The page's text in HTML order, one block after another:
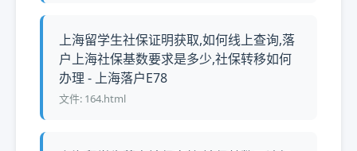
上海留学生社保证明获取,如何线上查询,落
户上海社保基数要求是多少,社保转移如何
办理 - 上海落户E78
文件: 164.html